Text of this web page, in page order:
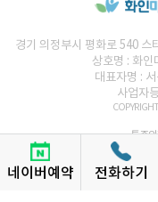
경기 의정부시 평화로 540 스
상호명 : 화인
대표자명 :
사업자
통증
네이버예약 전화하기